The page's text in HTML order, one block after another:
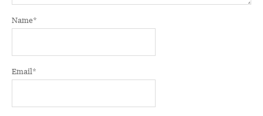
Name*
Email*